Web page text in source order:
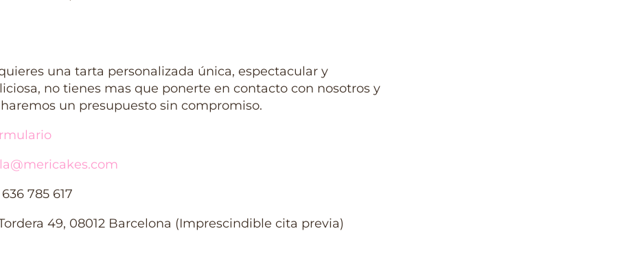
una tarta personalizada única, espectacular y
no tienes mas que ponerte en contacto con nosotros y
un presupuesto sin compromiso.
785 617
49, 08012 Barcelona (Imprescindible cita previa)